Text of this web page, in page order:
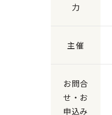
力
主催
お問合
せ・お
申込み